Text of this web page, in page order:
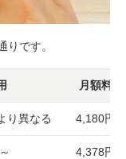
りです。
月額料金
り異なる 4,180円～
4,378円～